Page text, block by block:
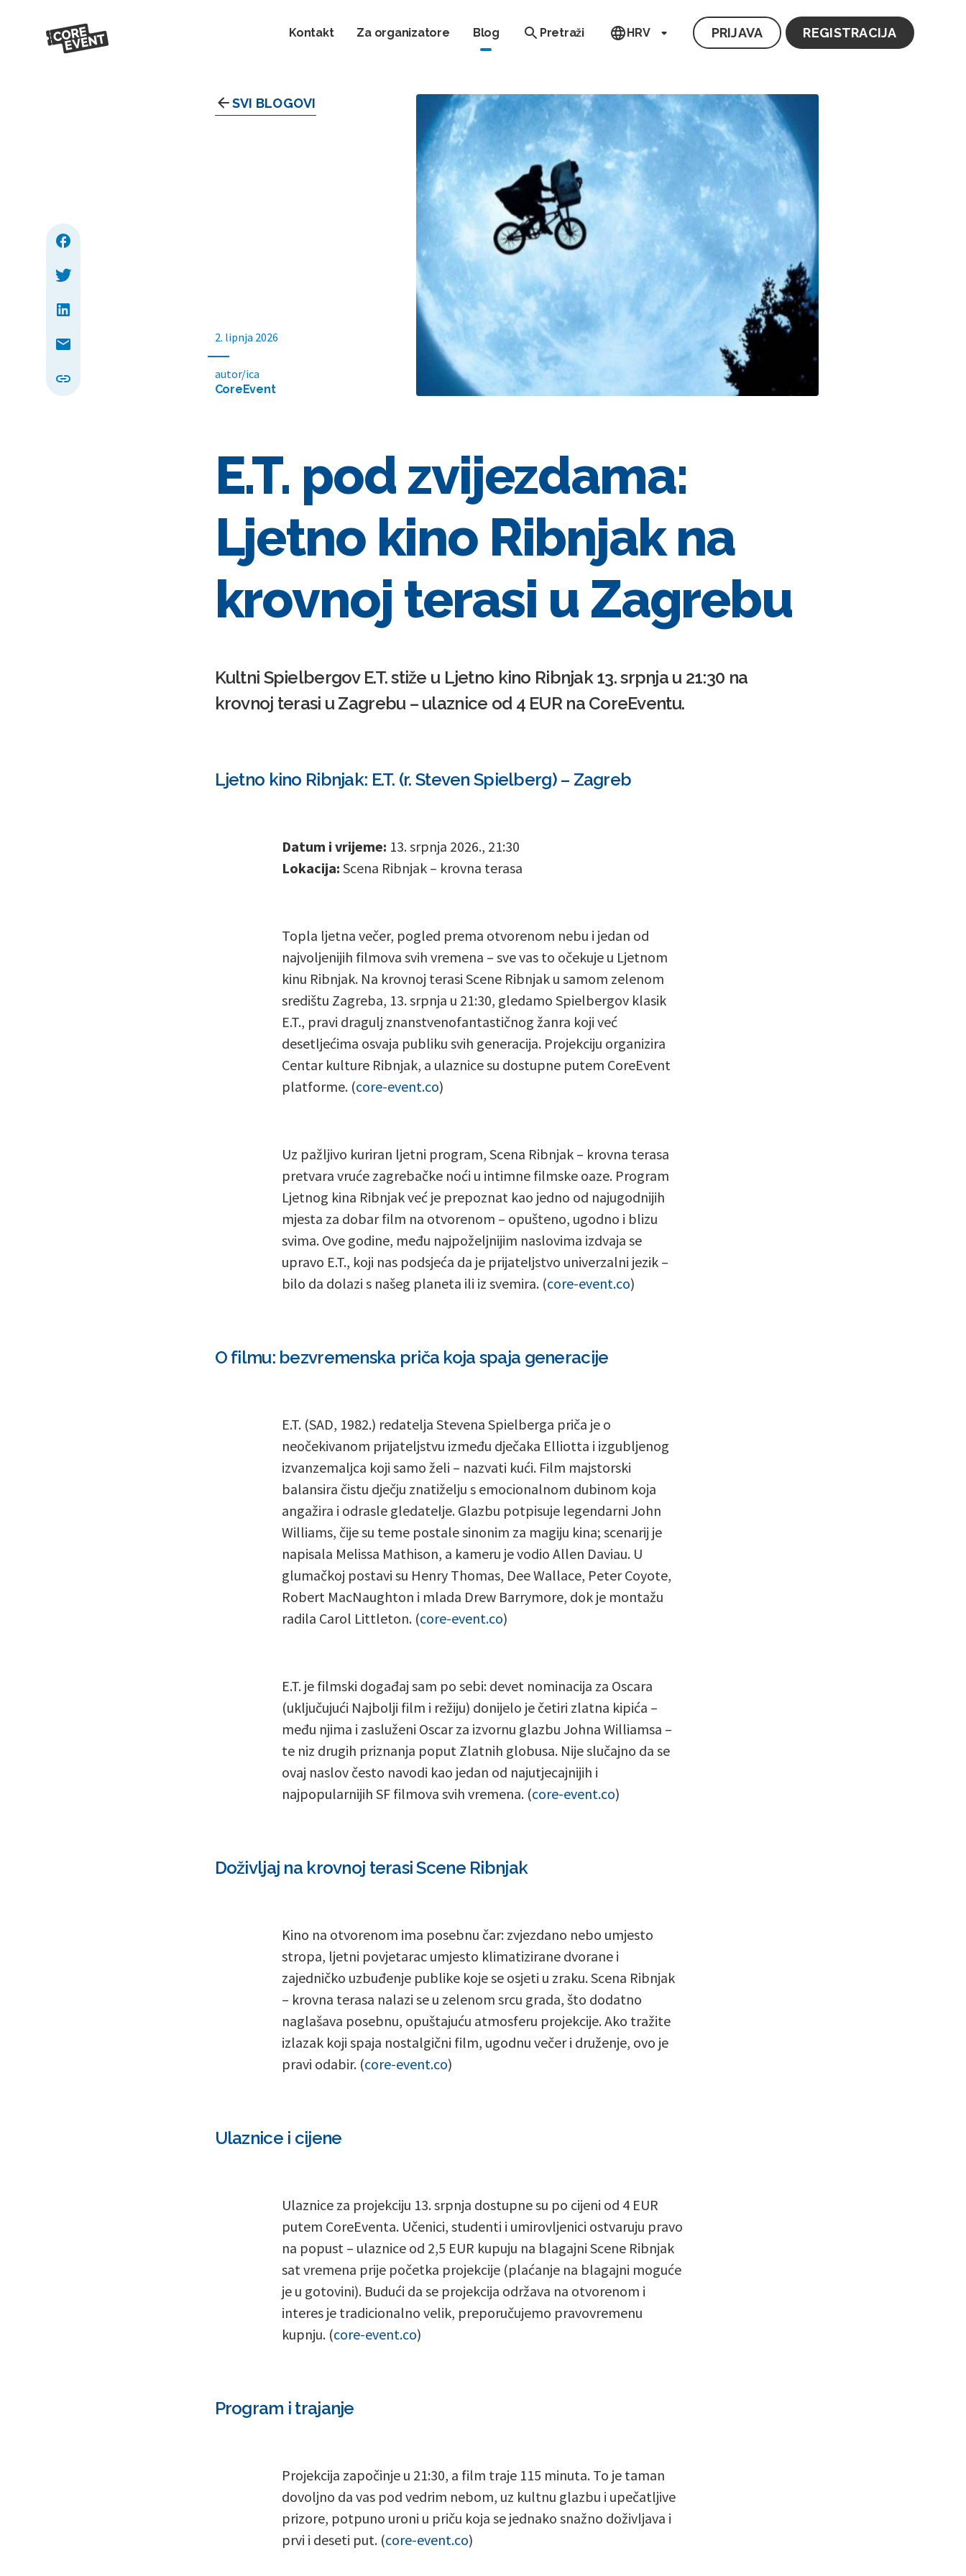
Kontakt Za organizatore Blog Pretraži HRV PRIJAVA REGISTRACIJA
SVI BLOGOVI
2. lipnja 2026
autor/ica
CoreEvent
E.T. pod zvijezdama:
Ljetno kino Ribnjak na
krovnoj terasi u Zagrebu
Kultni Spielbergov E.T. stiže u Ljetno kino Ribnjak 13. srpnja u 21:30 na
krovnoj terasi u Zagrebu – ulaznice od 4 EUR na CoreEventu.
Ljetno kino Ribnjak: E.T. (r. Steven Spielberg) – Zagreb
Datum i vrijeme: 13. srpnja 2026., 21:30
Lokacija: Scena Ribnjak – krovna terasa
Topla ljetna večer, pogled prema otvorenom nebu i jedan od
najvoljenijih filmova svih vremena – sve vas to očekuje u Ljetnom
kinu Ribnjak. Na krovnoj terasi Scene Ribnjak u samom zelenom
središtu Zagreba, 13. srpnja u 21:30, gledamo Spielbergov klasik
E.T., pravi dragulj znanstvenofantastičnog žanra koji već
desetljećima osvaja publiku svih generacija. Projekciju organizira
Centar kulture Ribnjak, a ulaznice su dostupne putem CoreEvent
platforme. (core-event.co)
Uz pažljivo kuriran ljetni program, Scena Ribnjak – krovna terasa
pretvara vruće zagrebačke noći u intimne filmske oaze. Program
Ljetnog kina Ribnjak već je prepoznat kao jedno od najugodnijih
mjesta za dobar film na otvorenom – opušteno, ugodno i blizu
svima. Ove godine, među najpoželjnijim naslovima izdvaja se
upravo E.T., koji nas podsjeća da je prijateljstvo univerzalni jezik –
bilo da dolazi s našeg planeta ili iz svemira. (core-event.co)
O filmu: bezvremenska priča koja spaja generacije
E.T. (SAD, 1982.) redatelja Stevena Spielberga priča je o
neočekivanom prijateljstvu između dječaka Elliotta i izgubljenog
izvanzemaljca koji samo želi – nazvati kući. Film majstorski
balansira čistu dječju znatiželju s emocionalnom dubinom koja
angažira i odrasle gledatelje. Glazbu potpisuje legendarni John
Williams, čije su teme postale sinonim za magiju kina; scenarij je
napisala Melissa Mathison, a kameru je vodio Allen Daviau. U
glumačkoj postavi su Henry Thomas, Dee Wallace, Peter Coyote,
Robert MacNaughton i mlada Drew Barrymore, dok je montažu
radila Carol Littleton. (core-event.co)
E.T. je filmski događaj sam po sebi: devet nominacija za Oscara
(uključujući Najbolji film i režiju) donijelo je četiri zlatna kipića –
među njima i zasluženi Oscar za izvornu glazbu Johna Williamsa –
te niz drugih priznanja poput Zlatnih globusa. Nije slučajno da se
ovaj naslov često navodi kao jedan od najutjecajnijih i
najpopularnijih SF filmova svih vremena. (core-event.co)
Doživljaj na krovnoj terasi Scene Ribnjak
Kino na otvorenom ima posebnu čar: zvjezdano nebo umjesto
stropa, ljetni povjetarac umjesto klimatizirane dvorane i
zajedničko uzbuđenje publike koje se osjeti u zraku. Scena Ribnjak
– krovna terasa nalazi se u zelenom srcu grada, što dodatno
naglašava posebnu, opuštajuću atmosferu projekcije. Ako tražite
izlazak koji spaja nostalgični film, ugodnu večer i druženje, ovo je
pravi odabir. (core-event.co)
Ulaznice i cijene
Ulaznice za projekciju 13. srpnja dostupne su po cijeni od 4 EUR
putem CoreEventa. Učenici, studenti i umirovljenici ostvaruju pravo
na popust – ulaznice od 2,5 EUR kupuju na blagajni Scene Ribnjak
sat vremena prije početka projekcije (plaćanje na blagajni moguće
je u gotovini). Budući da se projekcija održava na otvorenom i
interes je tradicionalno velik, preporučujemo pravovremenu
kupnju. (core-event.co)
Program i trajanje
Projekcija započinje u 21:30, a film traje 115 minuta. To je taman
dovoljno da vas pod vedrim nebom, uz kultnu glazbu i upečatljive
prizore, potpuno uroni u priču koja se jednako snažno doživljava i
prvi i deseti put. (core-event.co)